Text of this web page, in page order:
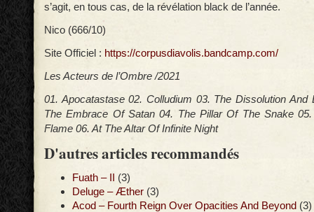
s’agit, en tous cas, de la révélation black de l’année.
Nico (666/10)
Site Officiel : https://corpusdiavolis.bandcamp.com/
Les Acteurs de l’Ombre /2021
01. Apocatastase 02. Colludium 03. The Dissolution And
The Embrace Of Satan 04. The Pillar Of The Snake
Flame 06. At The Altar Of Infinite Night
D'autres articles recommandés
Fuath – II (3)
Deluge – Æther (3)
Acod – Fourth Reign Over Opacities And Beyond (3)